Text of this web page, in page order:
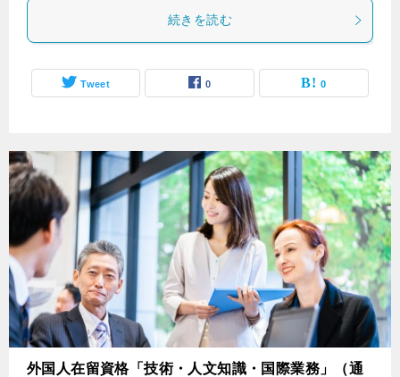
続きを読む
Tweet 0 0
外国人在留資格「技術・人文知識・国際業務」（通